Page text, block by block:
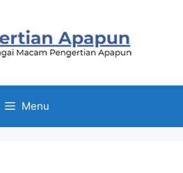
Menu